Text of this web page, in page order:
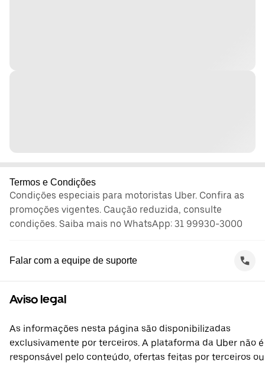
Termos e Condições
Condições especiais para motoristas Uber. Confira as
promoções vigentes. Caução reduzida, consulte
condições. Saiba mais no WhatsApp: 31 99930-3000
Falar com a equipe de suporte
Aviso legal
As informações nesta página são disponibilizadas
exclusivamente por terceiros. A plataforma da Uber não é
responsável pelo conteúdo, ofertas feitas por terceiros ou